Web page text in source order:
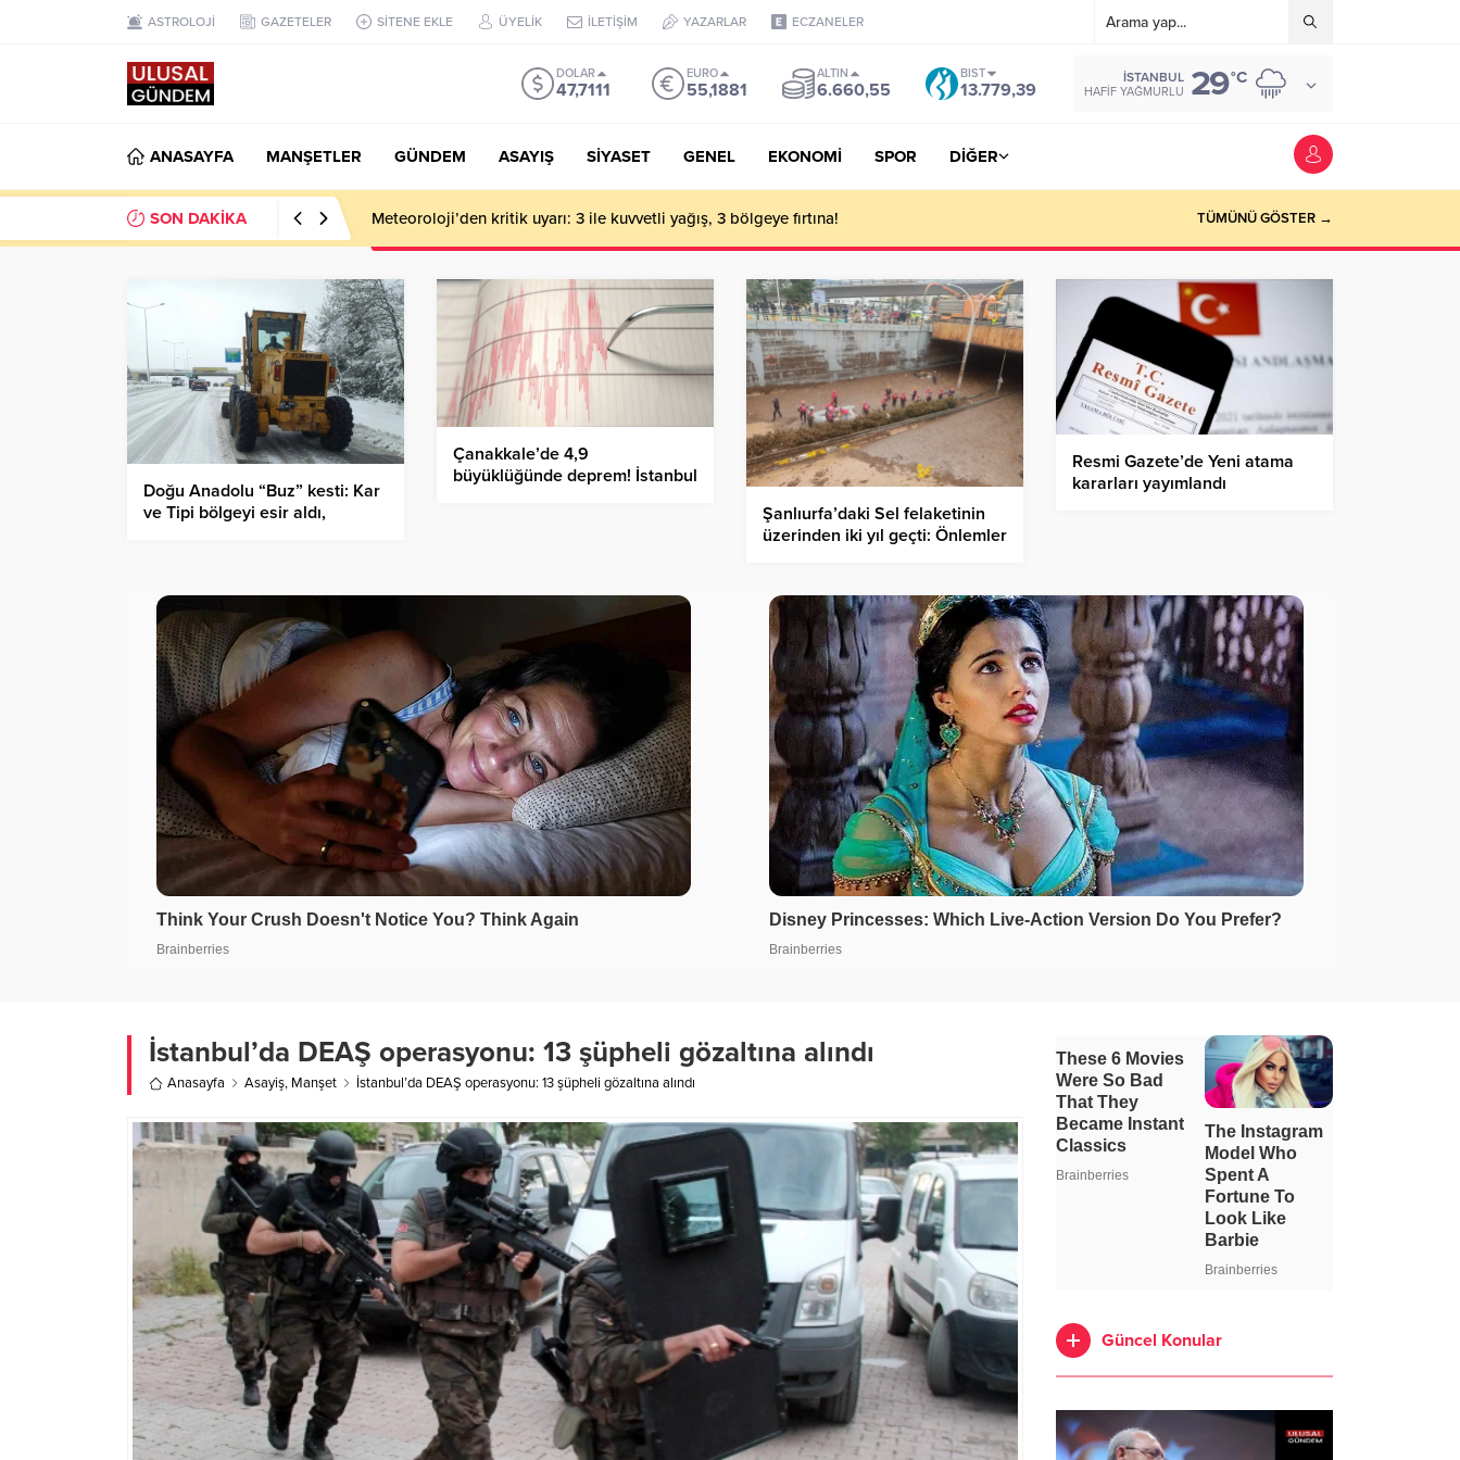
ASTROLOJİ GAZETELER SİTENE EKLE ÜYELİK İLETİŞİM YAZARLAR ECZANELER
DOLAR
47,7111
EURO
55,1881
ALTIN
6.660,55
BIST
13.779,39
İSTANBUL
HAFIF YAĞMURLU 29°C
ANASAYFA MANŞETLER GÜNDEM ASAYIŞ SİYASET GENEL EKONOMİ SPOR DİĞER
SON DAKİKA Meteoroloji’den kritik uyarı: 3 ile kuvvetli yağış, 3 bölgeye fırtına! TÜMÜNÜ GÖSTER →
Doğu Anadolu “Buz” kesti: Kar
ve Tipi bölgeyi esir aldı,
Çanakkale’de 4,9
büyüklüğünde deprem! İstanbul
Şanlıurfa’daki Sel felaketinin
üzerinden iki yıl geçti: Önlemler
Resmi Gazete’de Yeni atama
kararları yayımlandı
İstanbul’da DEAŞ operasyonu: 13 şüpheli gözaltına alındı
Anasayfa Asayiş, Manşet İstanbul’da DEAŞ operasyonu: 13 şüpheli gözaltına alındı
Güncel Konular